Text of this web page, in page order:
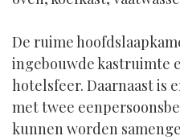
De ruime
ingebouwde kastruimte
hotelsfeer. Daarnaast is
met twee
kunnen worden